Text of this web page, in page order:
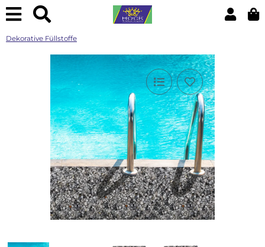
Dekorative Füllstoffe